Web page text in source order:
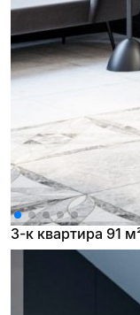
3-к квартира 91